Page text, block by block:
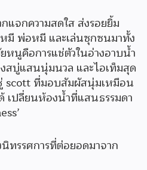
จกความสดใส ส่งรอยยิ้ม
มี พ่อหมี และเล่นซุกซนมาทั้ง
หนูคือการแช่ตัวในอ่างอาบน้ำ
สบู่แสนนุ่มนวล และไอเท็มสุด
scott ที่มอบสัมผัสนุ่มเหมือน
ปลี่ยนห้องน้ำที่แสนธรรมดา
ทรรศการที่ต่อยอดมาจาก